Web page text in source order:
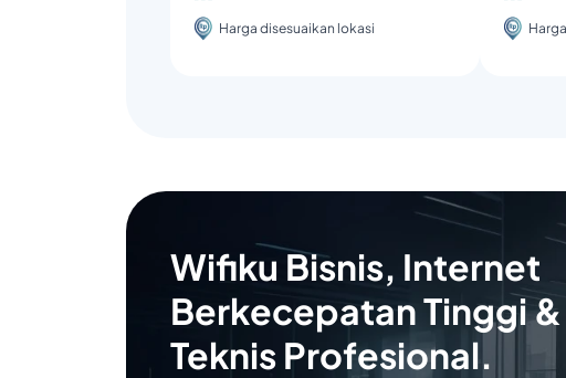
Harga disesuaikan lokasi
Wifiku Bisnis, Internet
Berkecepatan Tinggi
Teknis Profesional.